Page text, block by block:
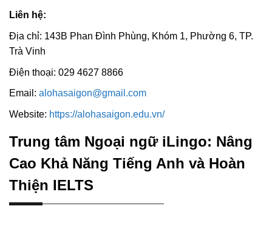
Liên hệ:
Địa chỉ: 143B Phan Đình Phùng, Khóm 1, Phường 6, TP.
Trà Vinh
Điện thoại: 029 4627 8866
Email: alohasaigon@gmail.com
Website: https://alohasaigon.edu.vn/
Trung tâm Ngoại ngữ iLingo: Nâng
Cao Khả Năng Tiếng Anh và Hoàn
Thiện IELTS